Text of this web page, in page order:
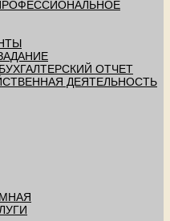
ОТЧЕТ
ДЕЯТЕЛЬНОСТЬ